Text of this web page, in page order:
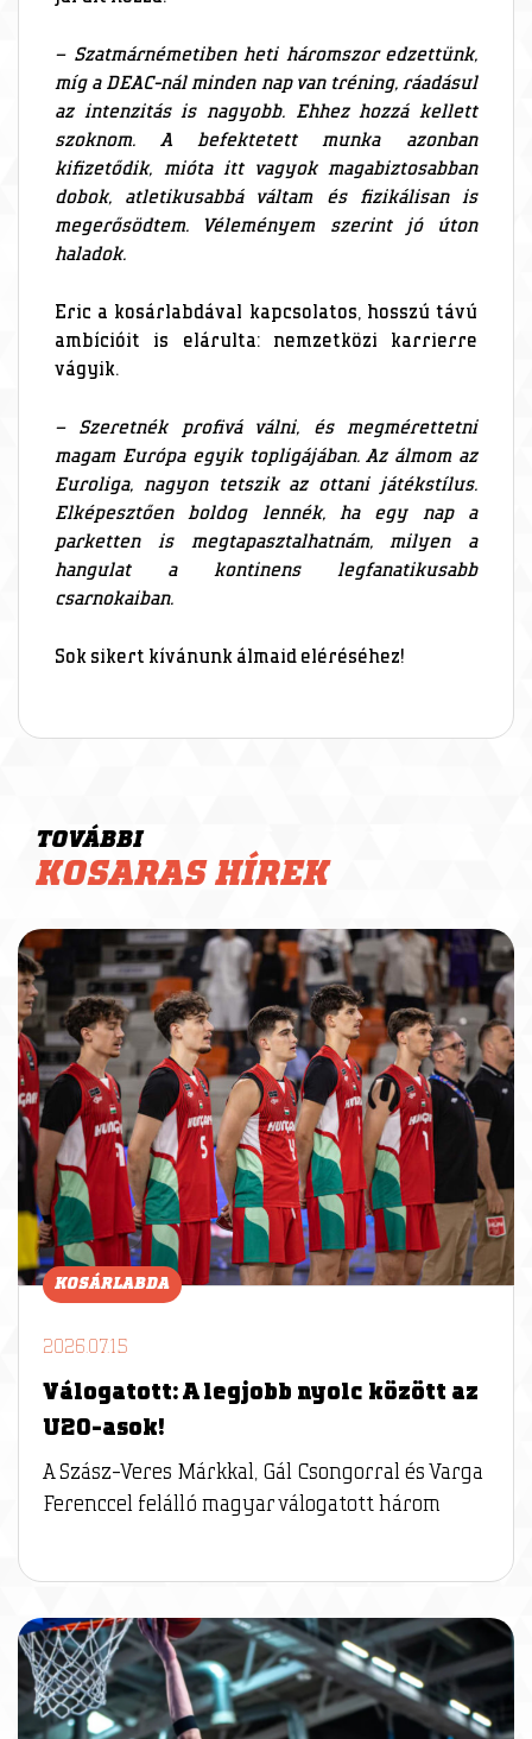
– Szatmárnémetiben heti háromszor edzettünk,
míg a DEAC-nál minden nap van tréning, ráadásul
az intenzitás is nagyobb. Ehhez hozzá kellett
szoknom. A befektetett munka azonban
kifizetődik, mióta itt vagyok magabiztosabban
dobok, atletikusabbá váltam és fizikálisan is
megerősödtem. Véleményem szerint jó úton
haladok.
Eric a kosárlabdával kapcsolatos, hosszú távú
ambícióit is elárulta: nemzetközi karrierre
vágyik.
– Szeretnék profivá válni, és megmérettetni
magam Európa egyik topligájában. Az álmom az
Euroliga, nagyon tetszik az ottani játékstílus.
Elképesztően boldog lennék, ha egy nap a
parketten is megtapasztalhatnám, milyen a
hangulat a kontinens legfanatikusabb
csarnokaiban.
Sok sikert kívánunk álmaid eléréséhez!
TOVÁBBI
KOSARAS HÍREK
KOSÁRLABDA
2026.07.15
Válogatott: A legjobb nyolc között az
U20-asok!
A Szász-Veres Márkkal, Gál Csongorral és Varga
Ferenccel felálló magyar válogatott három